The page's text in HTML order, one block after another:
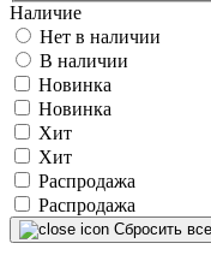
Наличие
Нет в наличии
В наличии
Новинка
Новинка
Хит
Хит
Распродажа
Распродажа
Сбросить